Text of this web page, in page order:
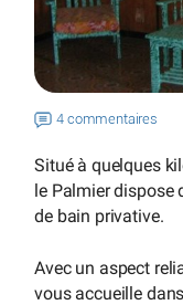
4 commentaires
Situé à quelques
le Palmier dispose
de bain privative.
Avec un aspect
vous accueille